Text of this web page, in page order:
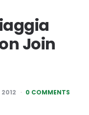
Join
0 COMMENTS